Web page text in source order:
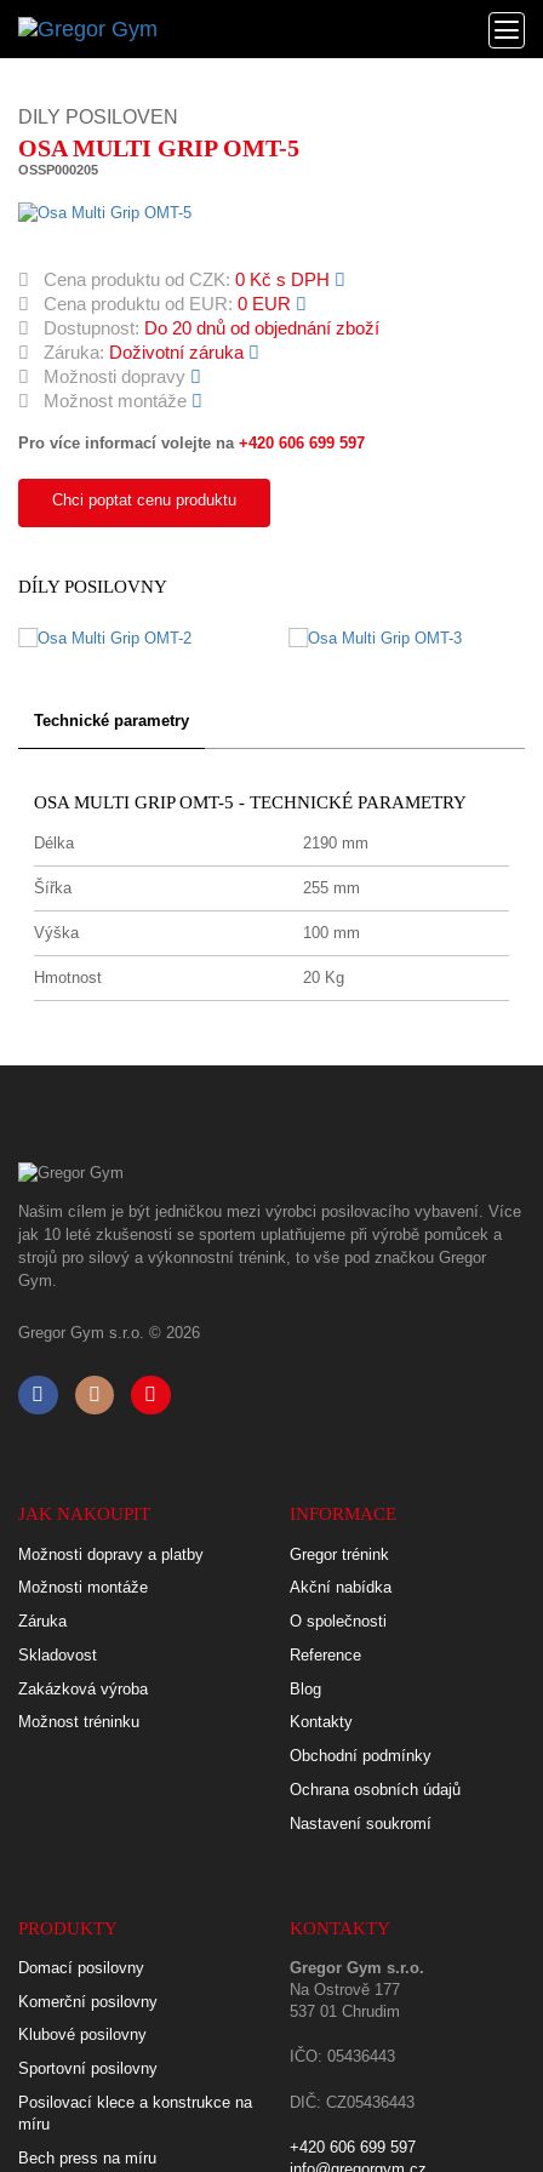
DILY POSILOVEN
OSA MULTI GRIP OMT-5
OSSP000205
Cena produktu od CZK: 0 Kč s DPH
Cena produktu od EUR: 0 EUR
Dostupnost: Do 20 dnů od objednání zboží
Záruka: Doživotní záruka
Možnosti dopravy
Možnost montáže
Pro více informací volejte na +420 606 699 597
Chci poptat cenu produktu
DÍLY POSILOVNY
Technické parametry
OSA MULTI GRIP OMT-5 - TECHNICKÉ PARAMETRY
Délka 2190 mm
Šířka 255 mm
Výška 100 mm
Hmotnost 20 Kg
Našim cílem je být jedničkou mezi výrobci posilovacího vybavení. Více
jak 10 leté zkušenosti se sportem uplatňujeme při výrobě pomůcek a
strojů pro silový a výkonnostní trénink, to vše pod značkou Gregor
Gym.
Gregor Gym s.r.o. © 2026
JAK NAKOUPIT
Možnosti dopravy a platby
Možnosti montáže
Záruka
Skladovost
Zakázková výroba
Možnost tréninku
INFORMACE
Gregor trénink
Akční nabídka
O společnosti
Reference
Blog
Kontakty
Obchodní podmínky
Ochrana osobních údajů
Nastavení soukromí
PRODUKTY
Domací posilovny
Komerční posilovny
Klubové posilovny
Sportovní posilovny
Posilovací klece a konstrukce na
míru
Bech press na míru
KONTAKTY
Gregor Gym s.r.o.
Na Ostrově 177
537 01 Chrudim
IČO: 05436443
DIČ: CZ05436443
+420 606 699 597